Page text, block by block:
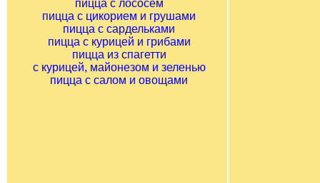
пицца с лососем
пицца с цикорием и грушами
пицца с сардельками
пицца с курицей и грибами
пицца из спагетти
с курицей, майонезом и зеленью
пицца с салом и овощами